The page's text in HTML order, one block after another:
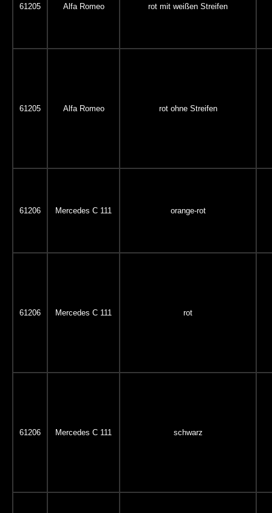
61205 Alfa Romeo rot mit weißen Streifen
61205 Alfa Romeo rot ohne Streifen
61206 Mercedes C 111 orange-rot
61206 Mercedes C 111 rot
61206 Mercedes C 111 schwarz